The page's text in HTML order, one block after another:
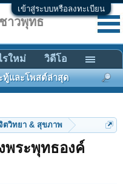
เข้าสู่ระบบหรือลงทะเบียน
ตวิทยา & สุขภาพ
พระพุทธองค์
าวพุทธ
ทู้และโพสต์ล่าสุด
รใหม่ วิดีโอ